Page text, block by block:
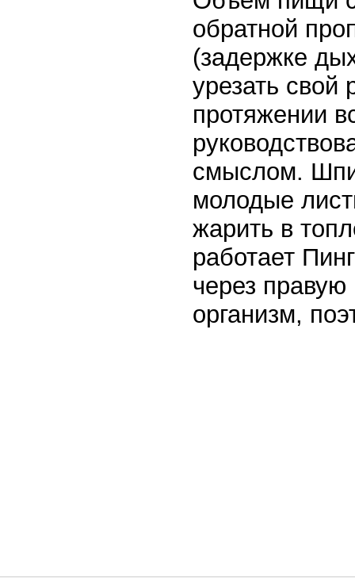
обратной
(задержке
урезать свой
протяжении
смыслом.
молодые
жарить в
работает
через
организм,